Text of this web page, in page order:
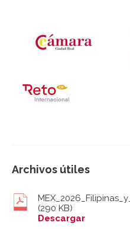
Archivos útiles
(290 KB)
Descargar